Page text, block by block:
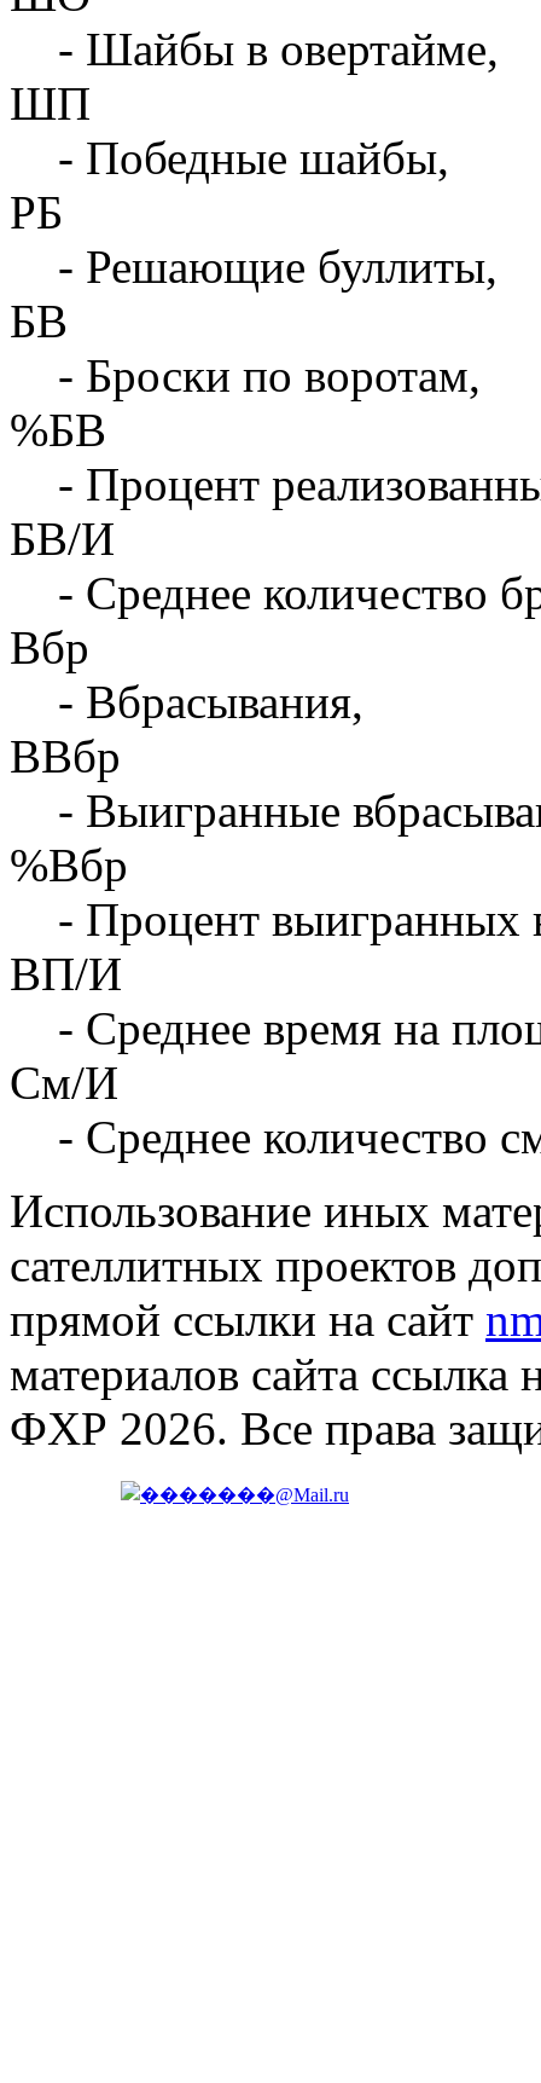
- Шайбы в овертайме,
ШП
- Победные шайбы,
РБ
- Решающие буллиты,
БВ
- Броски по воротам,
%БВ
- Процент
БВ/И
- Среднее количество
Вбр
- Вбрасывания,
ВВбр
- Выигранные
%Вбр
- Процент выигранных
ВП/И
- Среднее время на
См/И
- Среднее количество
Использование иных
сателлитных проектов
прямой ссылки на сайт
материалов сайта ссылка
ФХР 2026. Все права